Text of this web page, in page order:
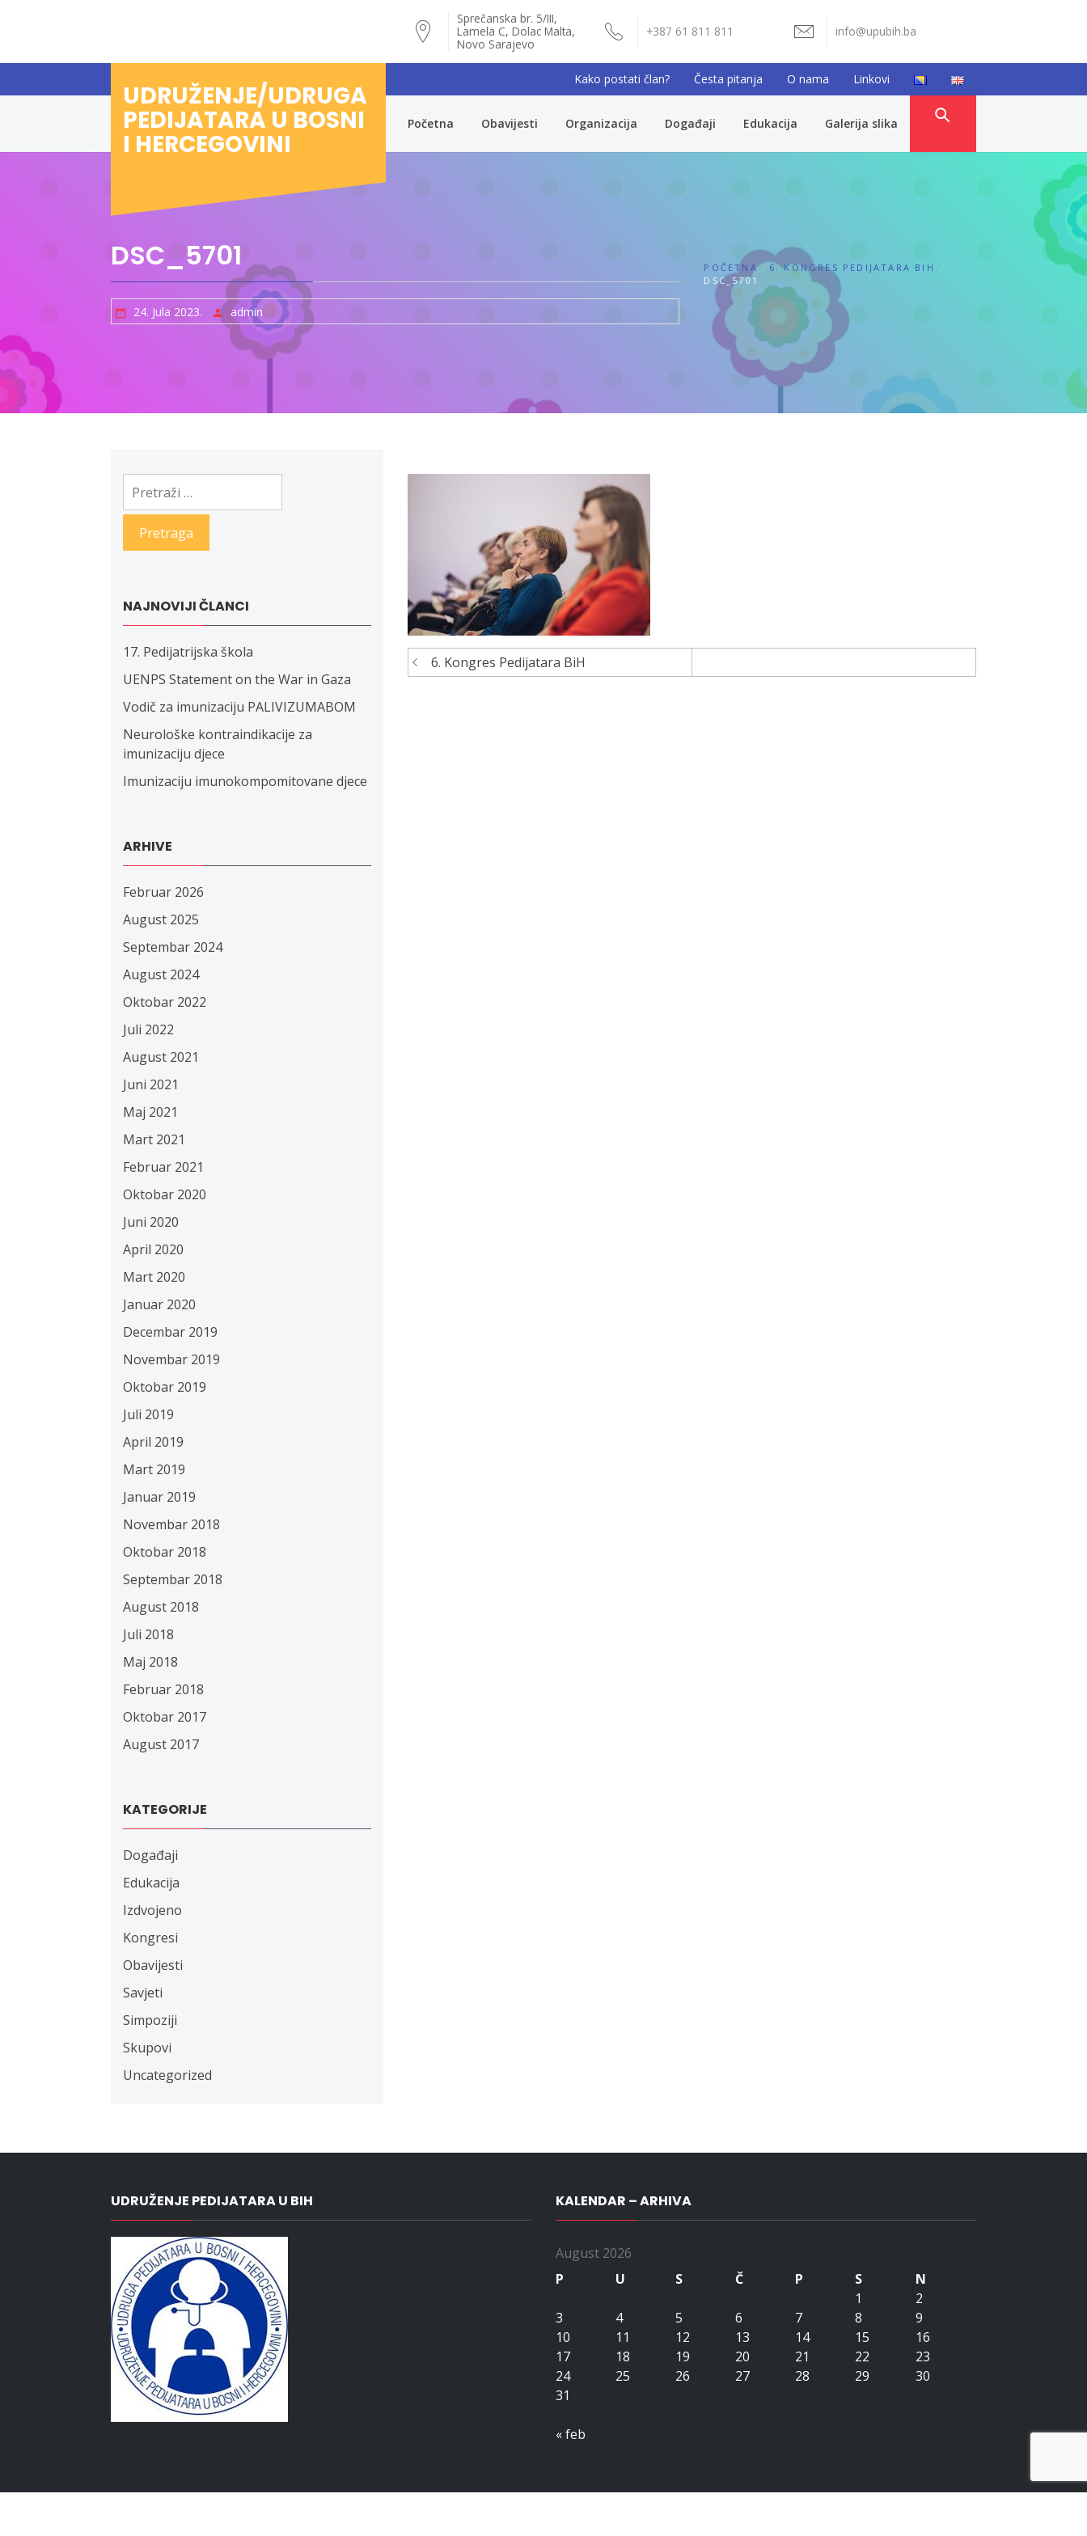
Sprečanska br. 5/III,
Lamela C, Dolac Malta,
Novo Sarajevo
+387 61 811 811 info@upubih.ba
Kako postati član? Česta pitanja O nama Linkovi
UDRUŽENJE/UDRUGA
PEDIJATARA U BOSNI
I HERCEGOVINI
Početna Obavijesti Organizacija Događaji Edukacija Galerija slika
DSC_5701
24. Jula 2023. admin
POČETNA
6. KONGRES PEDIJATARA BIH
DSC_5701
Navigacija
6. Kongres Pedijatara BiH
Pretraga:
NAJNOVIJI ČLANCI
17. Pedijatrijska škola
UENPS Statement on the War in Gaza
Vodič za imunizaciju PALIVIZUMABOM
Neurološke kontraindikacije za
imunizaciju djece
Imunizaciju imunokompomitovane djece
ARHIVE
Februar 2026
August 2025
Septembar 2024
August 2024
Oktobar 2022
Juli 2022
August 2021
Juni 2021
Maj 2021
Mart 2021
Februar 2021
Oktobar 2020
Juni 2020
April 2020
Mart 2020
Januar 2020
Decembar 2019
Novembar 2019
Oktobar 2019
Juli 2019
April 2019
Mart 2019
Januar 2019
Novembar 2018
Oktobar 2018
Septembar 2018
August 2018
Juli 2018
Maj 2018
Februar 2018
Oktobar 2017
August 2017
KATEGORIJE
Događaji
Edukacija
Izdvojeno
Kongresi
Obavijesti
Savjeti
Simpoziji
Skupovi
Uncategorized
UDRUŽENJE PEDIJATARA U BIH KALENDAR – ARHIVA
August 2026
P
U S Č P S
N
1
2
3
4 5 6 7 8
9
10
11 12 13 14 15
16
17
18 19 20 21 22
23
24
25 26 27 28 29
30
31
« feb